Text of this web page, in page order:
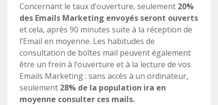
Concernant le taux d’ouverture, seulement 20%
des Emails Marketing envoyés seront ouverts
et cela, après 90 minutes suite à la réception de
l’Email en moyenne. Les habitudes de
consultation de boîtes mail peuvent également
être un frein à l’ouverture et à la lecture de vos
Emails Marketing : sans accès à un ordinateur,
seulement 28% de la population ira en
moyenne consulter ces mails.